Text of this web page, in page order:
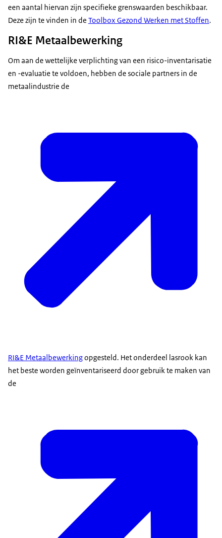
een aantal hiervan zijn specifieke grenswaarden beschikbaar.
Deze zijn te vinden in de Toolbox Gezond Werken met Stoffen.
RI&E Metaalbewerking
Om aan de wettelijke verplichting van een risico-inventarisatie
en -evaluatie te voldoen, hebben de sociale partners in de
metaalindustrie de
RI&E Metaalbewerkingopgesteld. Het onderdeel lasrook kan
het beste worden geïnventariseerd door gebruik te maken van
de